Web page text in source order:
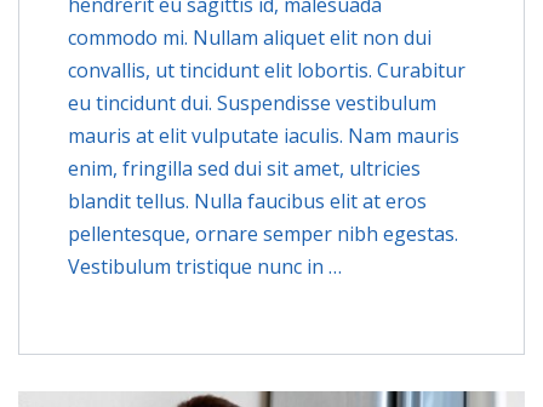
commodo mi. Nullam aliquet elit non dui
convallis, ut tincidunt elit lobortis. Curabitur
eu tincidunt dui. Suspendisse vestibulum
mauris at elit vulputate iaculis. Nam mauris
enim, fringilla sed dui sit amet, ultricies
blandit tellus. Nulla faucibus elit at eros
pellentesque, ornare semper nibh egestas.
Vestibulum tristique nunc in …